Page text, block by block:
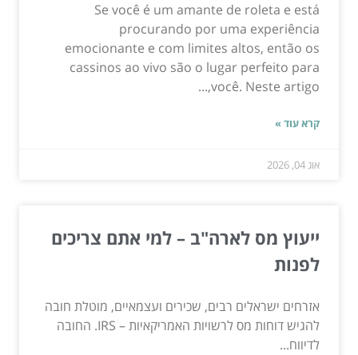
Se você é um amante de roleta e está
procurando por uma experiência
emocionante e com limites altos, então os
cassinos ao vivo são o lugar perfeito para
você. Neste artigo,...
קרא עוד »
אוג 04, 2026
ייעוץ מס לארה"ב – למי אתם צריכים
לפנות
אזרחים ישראלים רבים, שכירים ועצמאיים, מוטלת חובה
להגיש דוחות מס לרשויות האמריקאיות – IRS. החובה
לדיווח...